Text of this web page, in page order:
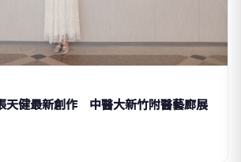
天健最新創作 中醫大新竹附醫藝廊展